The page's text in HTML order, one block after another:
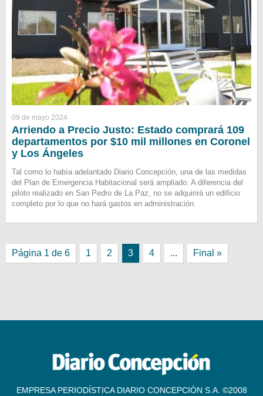
09 de mayo 2024
Arriendo a Precio Justo: Estado comprará 109
departamentos por $10 mil millones en Coronel
y Los Ángeles
Tal como lo había adelantado Diario Concepción, una de las medidas
del Plan de Emergencia Habitacional será ampliado. A diferencia del
piloto realizado en San Pedro de La Paz, no se adquirirá un edificio
completo por lo que no hará gastos en administración.
Página 1 de 6 1 2 3 4 ... Final »
EMPRESA PERIODÍSTICA DIARIO CONCEPCIÓN S.A. ©2008